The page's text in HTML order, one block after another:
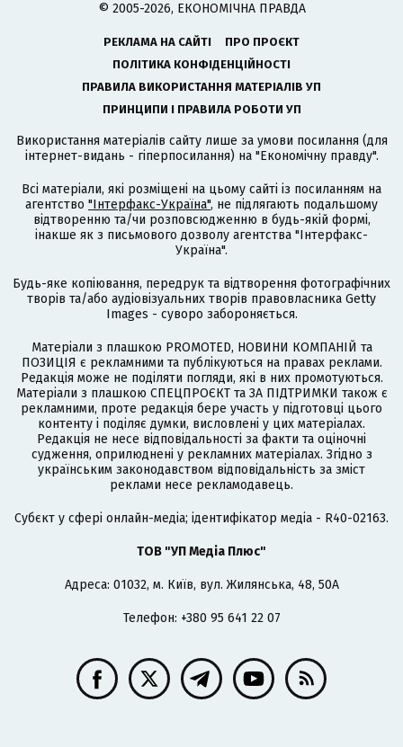
© 2005-2026, ЕКОНОМІЧНА ПРАВДА
РЕКЛАМА НА САЙТІ
ПРО ПРОЄКТ
ПОЛІТИКА КОНФІДЕНЦІЙНОСТІ
ПРАВИЛА ВИКОРИСТАННЯ МАТЕРІАЛІВ УП
ПРИНЦИПИ І ПРАВИЛА РОБОТИ УП
Використання матеріалів сайту лише за умови посилання (для
інтернет-видань - гіперпосилання) на "Економічну правду".
Всі матеріали, які розміщені на цьому сайті із посиланням на
агентство "Інтерфакс-Україна", не підлягають подальшому
відтворенню та/чи розповсюдженню в будь-якій формі,
інакше як з письмового дозволу агентства "Інтерфакс-
Україна".
Будь-яке копіювання, передрук та відтворення фотографічних
творів та/або аудіовізуальних творів правовласника Getty
Images - суворо забороняється.
Матеріали з плашкою PROMOTED, НОВИНИ КОМПАНІЙ та
ПОЗИЦІЯ є рекламними та публікуються на правах реклами.
Редакція може не поділяти погляди, які в них промотуються.
Матеріали з плашкою СПЕЦПРОЄКТ та ЗА ПІДТРИМКИ також є
рекламними, проте редакція бере участь у підготовці цього
контенту і поділяє думки, висловлені у цих матеріалах.
Редакція не несе відповідальності за факти та оціночні
судження, оприлюднені у рекламних матеріалах. Згідно з
українським законодавством відповідальність за зміст
реклами несе рекламодавець.
Cубєкт у сфері онлайн-медіа; ідентифікатор медіа - R40-02163.
ТОВ "УП Медіа Плюс"
Адреса: 01032, м. Київ, вул. Жилянська, 48, 50А
Телефон: +380 95 641 22 07